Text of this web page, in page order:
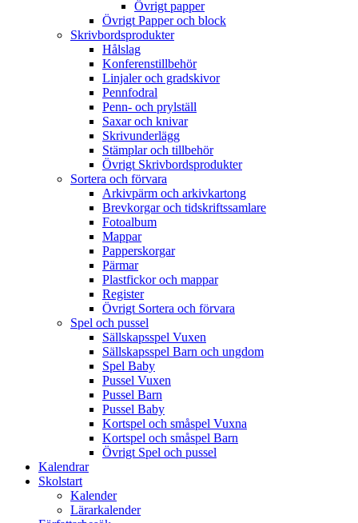
Övrigt papper
Övrigt Papper och block
Skrivbordsprodukter
Hålslag
Konferenstillbehör
Linjaler och gradskivor
Pennfodral
Penn- och prylställ
Saxar och knivar
Skrivunderlägg
Stämplar och tillbehör
Övrigt Skrivbordsprodukter
Sortera och förvara
Arkivpärm och arkivkartong
Brevkorgar och tidskriftssamlare
Fotoalbum
Mappar
Papperskorgar
Pärmar
Plastfickor och mappar
Register
Övrigt Sortera och förvara
Spel och pussel
Sällskapsspel Vuxen
Sällskapsspel Barn och ungdom
Spel Baby
Pussel Vuxen
Pussel Barn
Pussel Baby
Kortspel och småspel Vuxna
Kortspel och småspel Barn
Övrigt Spel och pussel
Kalendrar
Skolstart
Kalender
Lärarkalender